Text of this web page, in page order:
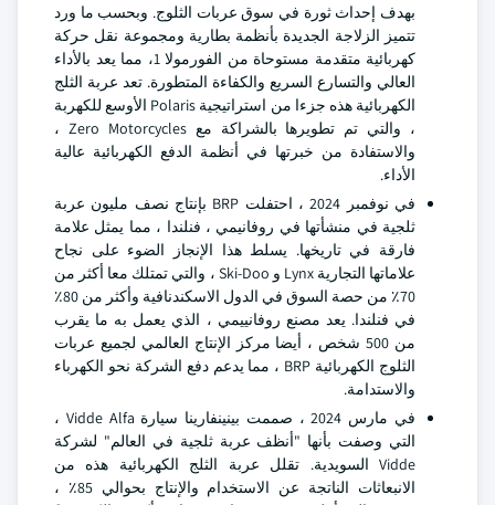
بهدف إحداث ثورة في سوق عربات الثلوج. وبحسب ما ورد
تتميز الزلاجة الجديدة بأنظمة بطارية ومجموعة نقل حركة
كهربائية متقدمة مستوحاة من الفورمولا 1، مما يعد بالأداء
العالي والتسارع السريع والكفاءة المتطورة. تعد عربة الثلج
الكهربائية هذه جزءا من استراتيجية Polaris الأوسع للكهربة
، والتي تم تطويرها بالشراكة مع Zero Motorcycles ،
والاستفادة من خبرتها في أنظمة الدفع الكهربائية عالية
الأداء.
في نوفمبر 2024 ، احتفلت BRP بإنتاج نصف مليون عربة
ثلجية في منشأتها في روفانيمي ، فنلندا ، مما يمثل علامة
فارقة في تاريخها. يسلط هذا الإنجاز الضوء على نجاح
علاماتها التجارية Lynx و Ski-Doo ، والتي تمتلك معا أكثر من
70٪ من حصة السوق في الدول الاسكندنافية وأكثر من 80٪
في فنلندا. يعد مصنع روفانييمي ، الذي يعمل به ما يقرب
من 500 شخص ، أيضا مركز الإنتاج العالمي لجميع عربات
الثلوج الكهربائية BRP ، مما يدعم دفع الشركة نحو الكهرباء
والاستدامة.
في مارس 2024 ، صممت بينينفارينا سيارة Vidde Alfa ،
التي وصفت بأنها "أنظف عربة ثلجية في العالم" لشركة
Vidde السويدية. تقلل عربة الثلج الكهربائية هذه من
الانبعاثات الناتجة عن الاستخدام والإنتاج بحوالي 85٪ ،